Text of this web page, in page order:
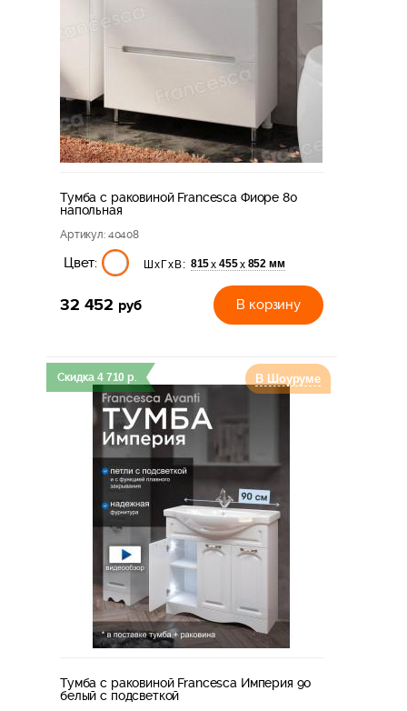
Тумба с раковиной Francesca Фиоре 80
напольная
Артикул: 40408
Цвет: ШхГхВ: 815х 455х 852 мм
32 452 руб В корзину
Скидка 4 710 р. В Шоуруме
Тумба с раковиной Francesca Империя 90
белый с подсветкой